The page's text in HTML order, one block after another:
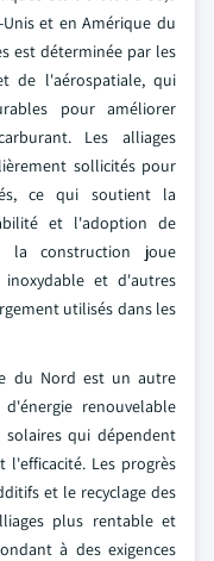
et en Amérique du
est déterminée par les
de l'aérospatiale, qui
pour améliorer
Les alliages
sollicités pour
ce qui soutient la
et l'adoption de
la construction joue
et d'autres
utilisés dans les
du Nord est un autre
renouvelable
qui dépendent
l'efficacité. Les progrès
et le recyclage des
plus rentable et
à des exigences